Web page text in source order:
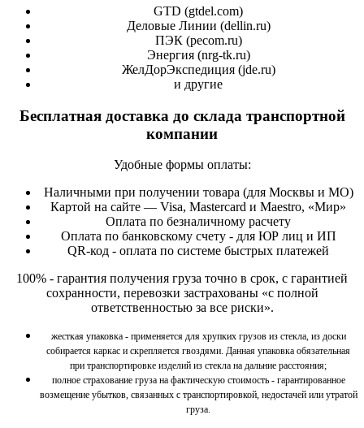
GTD (gtdel.com)
Деловые Линии (dellin.ru)
ПЭК (pecom.ru)
Энергия (nrg-tk.ru)
ЖелДорЭкспедиция (jde.ru)
и другие
Бесплатная доставка до склада транспортной
компании
Удобные формы оплаты:
Наличными при получении товара (для Москвы и МО)
Картой на сайте — Visa, Mastercard и Maestro, «Мир»
Оплата по безналичному расчету
Оплата по банковскому счету - для ЮР лиц и ИП
QR-код - оплата по системе быстрых платежей
100% - гарантия получения груза точно в срок, с гарантией
сохранности, перевозки застрахованы «с полной
ответственностью за все риски».
жесткая упаковка - применяется для хрупких грузов из стекла, из доски
собирается каркас и скрепляется гвоздями. Данная упаковка обязательная
при транспортировке изделий из стекла на дальние расстояния;
полное страхование груза на фактическую стоимость - гарантированное
возмещение убытков, связанных с транспортировкой, недостачей или утратой
груза.